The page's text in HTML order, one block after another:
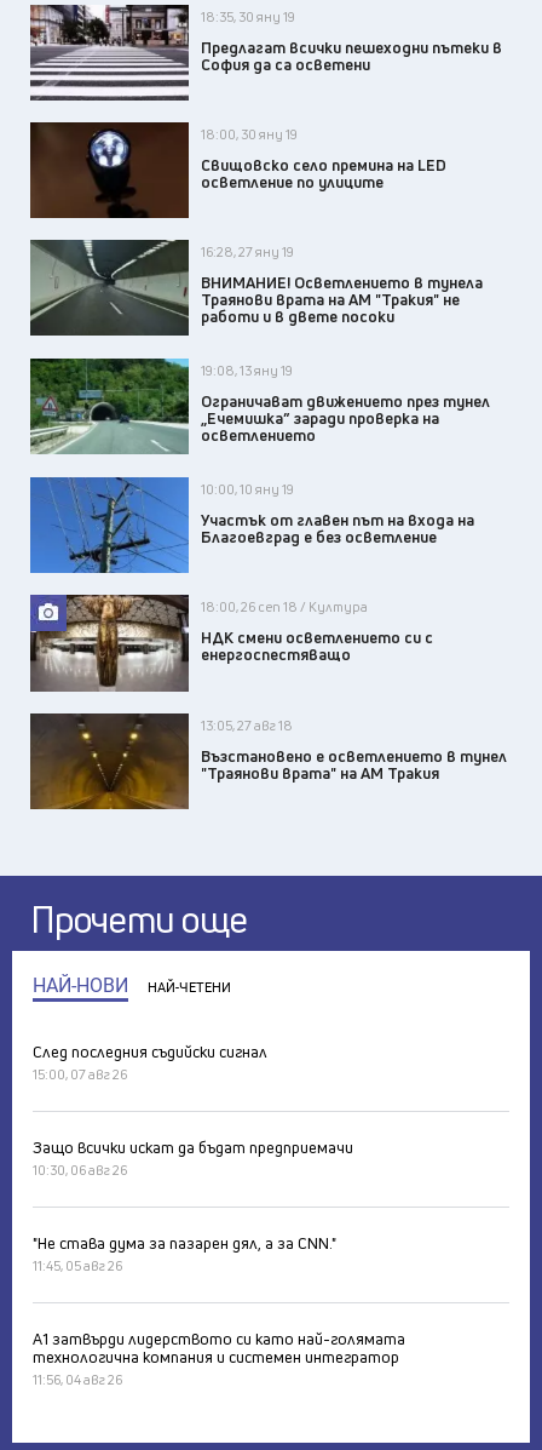
18:35, 30 яну 19
Предлагат всички пешеходни пътеки в
София да са осветени
18:00, 30 яну 19
Свищовско село премина на LED
осветление по улиците
16:28, 27 яну 19
ВНИМАНИЕ! Осветлението в тунела
Траянови врата на АМ "Тракия" не
работи и в двете посоки
19:08, 13 яну 19
Ограничават движението през тунел
„Ечемишка” заради проверка на
осветлението
10:00, 10 яну 19
Участък от главен път на входа на
Благоевград е без осветление
18:00, 26 сеп 18 / Култура
НДК смени осветлението си с
енергоспестяващо
13:05, 27 авг 18
Възстановено е осветлението в тунел
"Траянови врата" на АМ Тракия
Прочети още
НАЙ-НОВИ НАЙ-ЧЕТЕНИ
След последния съдийски сигнал
15:00, 07 авг 26
Защо всички искат да бъдат предприемачи
10:30, 06 авг 26
"Не става дума за пазарен дял, а за CNN."
11:45, 05 авг 26
А1 затвърди лидерството си като най-голямата
технологична компания и системен интегратор
11:56, 04 авг 26